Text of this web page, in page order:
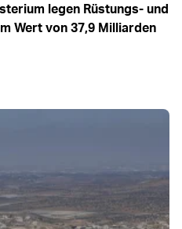
legen Rüstungs- und
Wert von 37,9 Milliarden